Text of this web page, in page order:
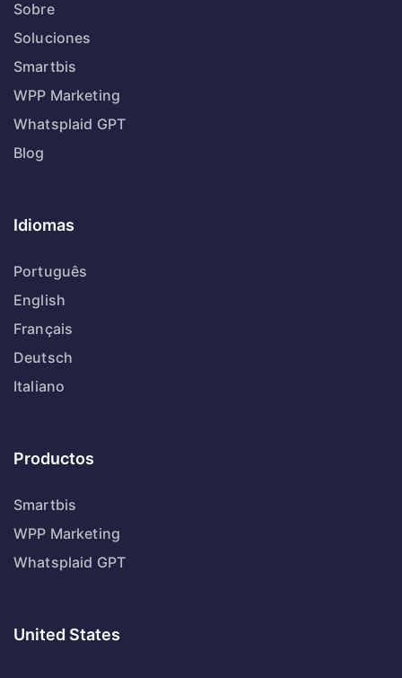
Sobre
Soluciones
Smartbis
WPP Marketing
Whatsplaid GPT
Blog
Idiomas
Português
English
Français
Deutsch
Italiano
Productos
Smartbis
WPP Marketing
Whatsplaid GPT
United States